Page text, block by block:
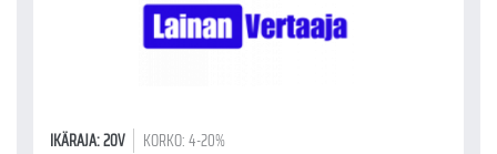
IKÄRAJA: 20V KORKO: 4-20%